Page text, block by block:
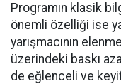
Programın klasik
önemli özelliği ise
yarışmacının
üzerindeki baskı
de eğlenceli ve